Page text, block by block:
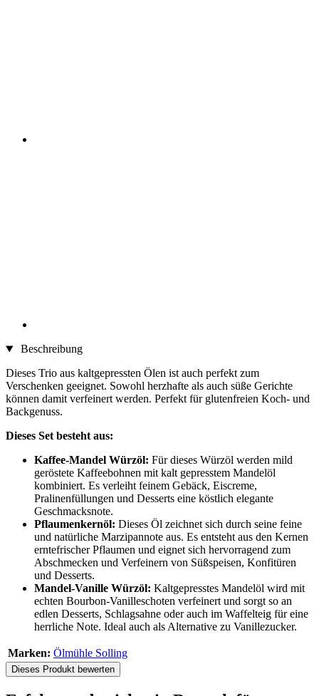
Beschreibung
Dieses Trio aus kaltgepressten Ölen ist auch perfekt zum
Verschenken geeignet. Sowohl herzhafte als auch süße Gerichte
können damit verfeinert werden. Perfekt für glutenfreien Koch- und
Backgenuss.
Dieses Set besteht aus:
Kaffee-Mandel Würzöl: Für dieses Würzöl werden mild
geröstete Kaffeebohnen mit kalt gepresstem Mandelöl
kombiniert. Es verleiht feinem Gebäck, Eiscreme,
Pralinenfüllungen und Desserts eine köstlich elegante
Geschmacksnote.
Pflaumenkernöl: Dieses Öl zeichnet sich durch seine feine
und natürliche Marzipannote aus. Es entsteht aus den Kernen
erntefrischer Pflaumen und eignet sich hervorragend zum
Abschmecken und Verfeinern von Süßspeisen, Konfitüren
und Desserts.
Mandel-Vanille Würzöl: Kaltgepresstes Mandelöl wird mit
echten Bourbon-Vanilleschoten verfeinert und sorgt so an
edlen Desserts, Schlagsahne oder auch im Waffelteig für eine
herrliche Note. Ideal auch als Alternative zu Vanillezucker.
Marken: Ölmühle Solling
Dieses Produkt bewerten